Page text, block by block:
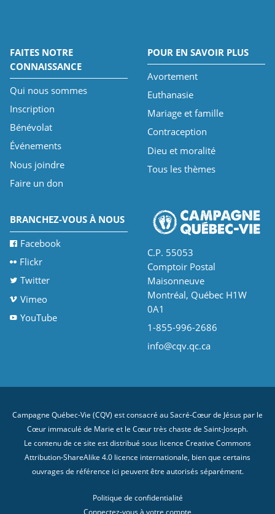
FAITES NOTRE
CONNAISSANCE
Qui nous sommes
Inscription
Bénévolat
Événements
Nous joindre
Faire un don
POUR EN SAVOIR PLUS
Avortement
Euthanasie
Mariage et famille
Contraception
Dieu et moralité
Tous les thèmes
BRANCHEZ-VOUS À NOUS
Facebook
Flickr
Twitter
Vimeo
YouTube
C.P. 55053
Comptoir Postal
Maisonneuve
Montréal, Québec H1W
0A1
1-855-996-2686
info@cqv.qc.ca
Campagne Québec-Vie (CQV) est consacré au Sacré-Cœur de Jésus par le
Cœur immaculé de Marie et le Cœur très chaste de Saint-Joseph.
Le contenu de ce site est distribué sous licence Creative Commons
Attribution-ShareAlike 4.0 licence internationale , bien que certains
ouvrages de référence ici peuvent être autorisés séparément.
Politique de confidentialité
Connectez-vous à votre compte